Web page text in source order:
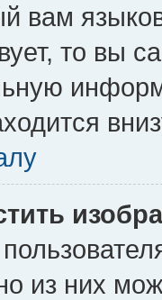
вам
то вы
из них